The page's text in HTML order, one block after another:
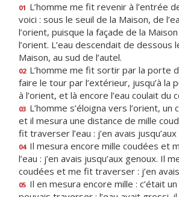
01 L’homme me fit revenir à l’entrée
voici : sous le seuil de la Maison, de
l’orient, puisque la façade de la
l’orient. L’eau descendait de dessous
Maison, au sud de l’autel.
02 L’homme me fit sortir par la porte
faire le tour par l’extérieur, jusqu’à la
à l’orient, et là encore l’eau coulait du
03 L’homme s’éloigna vers l’orient, un
et il mesura une distance de mille
fit traverser l’eau : j’en avais
04 Il mesura encore mille coudées et
l’eau : j’en avais jusqu’aux genoux. Il
coudées et me fit traverser : j’en
05 Il en mesura encore mille : c’était